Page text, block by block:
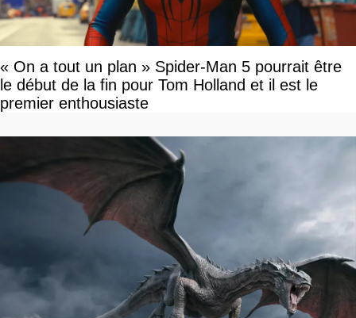
« On a tout un plan » Spider-Man 5 pourrait être
le début de la fin pour Tom Holland et il est le
premier enthousiaste